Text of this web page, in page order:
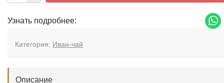
Узнать подробнее:
Категория: Иван-чай
Описание